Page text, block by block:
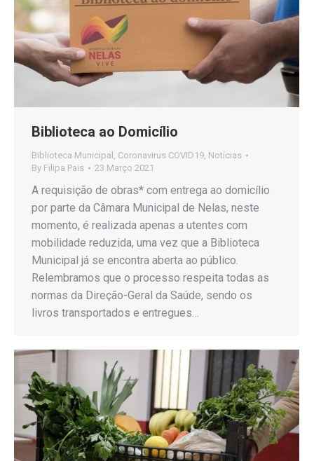
Biblioteca ao Domicílio
Biblioteca Municipal , Coronavirus COVID19, Notícias
By Filipa Pais 23 Março 2021
A requisição de obras* com entrega ao domicílio
por parte da Câmara Municipal de Nelas, neste
momento, é realizada apenas a utentes com
mobilidade reduzida, uma vez que a Biblioteca
Municipal já se encontra aberta ao público.
Relembramos que o processo respeita todas as
normas da Direção-Geral da Saúde, sendo os
livros transportados e entregues…